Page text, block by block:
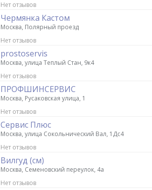
Нет отзывов
Чермянка Кастом
Москва, Полярный проезд
Нет отзывов
prostoservis
Москва, улица Теплый Стан, 9к4
Нет отзывов
ПРОФШИНСЕРВИС
Москва, Русаковская улица, 1
Нет отзывов
Сервис Плюс
Москва, улица Сокольнический Вал, 1Дс4
Нет отзывов
Вилгуд (см)
Москва, Семеновский переулок, 4а
Нет отзывов